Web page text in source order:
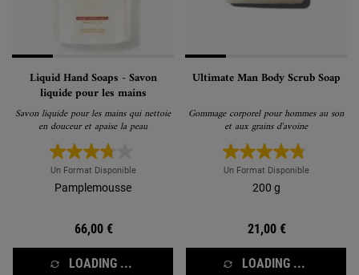
Liquid Hand Soaps - Savon
liquide pour les mains
Savon liquide pour les mains qui nettoie
en douceur et apaise la peau
Un Format Disponible
Pamplemousse
66,00 €
LOADING ...
Ultimate Man Body Scrub Soap
Gommage corporel pour hommes au son
et aux grains d'avoine
Un Format Disponible
200 g
21,00 €
LOADING ...